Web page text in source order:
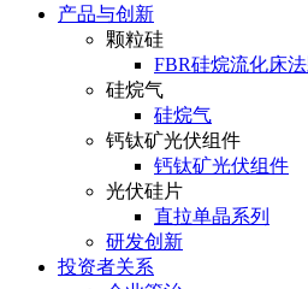
产品与创新
颗粒硅
FBR硅烷流化床
硅烷气
硅烷气
钙钛矿光伏组件
钙钛矿光伏组件
光伏硅片
直拉单晶系列
研发创新
投资者关系